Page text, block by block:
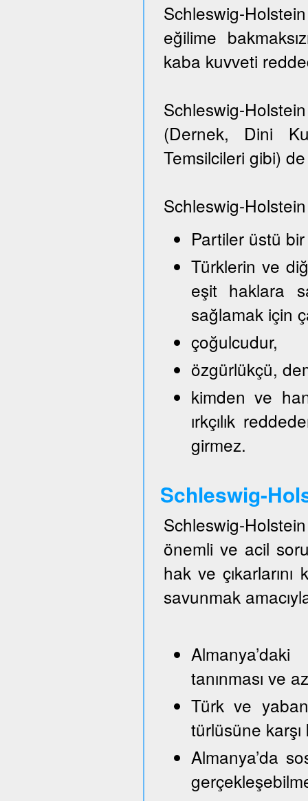
Schleswig-
eğilime
kaba kuvveti
Schleswig-
(Dernek, Dini
Temsilcileri gibi)
Schleswig-
Partiler üstü
Türklerin ve
eşit haklara
sağlamak için
çoğulcudur,
özgürlükçü,
kimden ve
ırkçılık
girmez.
Schleswig-
Schleswig-
önemli ve acil
hak ve
savunmak
tanınması ve
Türk ve
türlüsüne
Almanya’da